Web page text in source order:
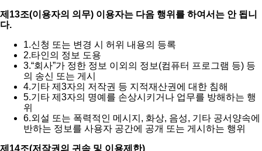
제13조(이용자의 의무) 이용자는 다음 행위를 하여서는 안 됩니
다.
1.신청 또는 변경 시 허위 내용의 등록
2.타인의 정보 도용
3.“회사”가 정한 정보 이외의 정보(컴퓨터 프로그램 등) 등
의 송신 또는 게시
4.기타 제3자의 저작권 등 지적재산권에 대한 침해
5.기타 제3자의 명예를 손상시키거나 업무를 방해하는 행
위
6.외설 또는 폭력적인 메시지, 화상, 음성, 기타 공서양속에
반하는 정보를 사용자 공간에 공개 또는 게시하는 행위
제14조(저작권의 귀속 및 이용제한)